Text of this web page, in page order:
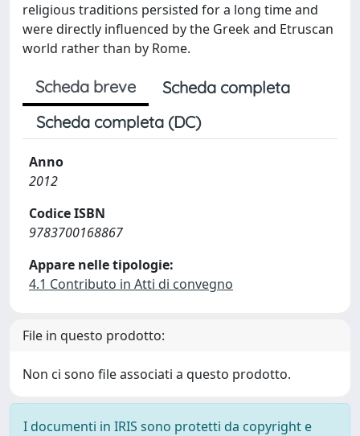
religious traditions persisted for a long time and
were directly influenced by the Greek and Etruscan
world rather than by Rome.
Scheda breve
Scheda completa
Scheda completa (DC)
Anno
2012
Codice ISBN
9783700168867
Appare nelle tipologie:
4.1 Contributo in Atti di convegno
File in questo prodotto:
Non ci sono file associati a questo prodotto.
I documenti in IRIS sono protetti da copyright e